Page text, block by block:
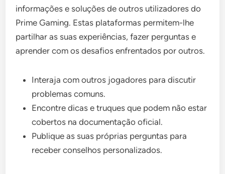
informações e soluções de outros utilizadores do
Prime Gaming. Estas plataformas permitem-lhe
partilhar as suas experiências, fazer perguntas e
aprender com os desafios enfrentados por outros.
Interaja com outros jogadores para discutir
problemas comuns.
Encontre dicas e truques que podem não estar
cobertos na documentação oficial.
Publique as suas próprias perguntas para
receber conselhos personalizados.